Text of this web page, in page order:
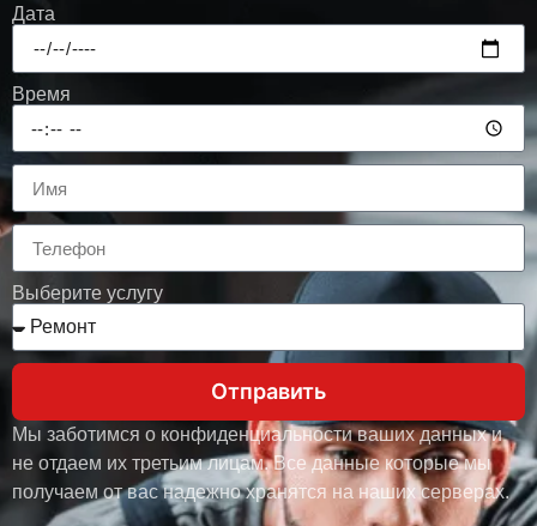
Дата
Время
Выберите услугу
Отправить
Мы заботимся о конфиденциальности ваших данных и
не отдаем их третьим лицам. Все данные которые мы
получаем от вас надежно хранятся на наших серверах.